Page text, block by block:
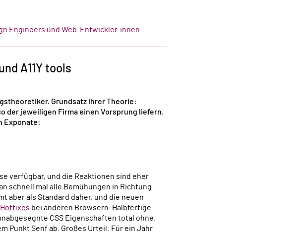
Engineers und Web-Entwickler:innen
A11Y tools
Grundsatz ihrer Theorie:
der jeweiligen Firma einen Vorsprung liefern.
Exponate:
verfügbar, und die Reaktionen sind eher
schnell mal alle Bemühungen in Richtung
aber als Standard daher, und die neuen
Hotfixes bei anderen Browsern. Halbfertige
CSS Eigenschaften total ohne.
Punkt Senf ab. Großes Urteil: Für ein Jahr